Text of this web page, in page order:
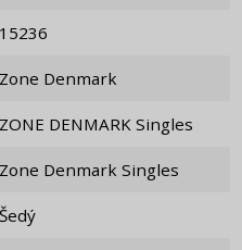
15236
Zone Denmark
ZONE DENMARK Singles
Zone Denmark Singles
Šedý